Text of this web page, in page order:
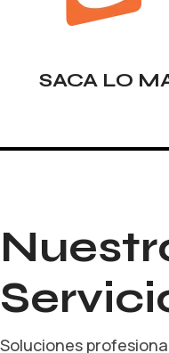
SACA LO
Soluciones